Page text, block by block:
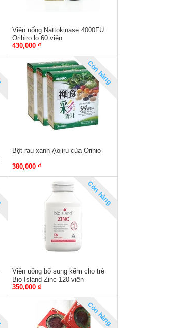
Viên uống Nattokinase 4000FU
Orihiro lọ 60 viên
430,000 ₫
Còn hàng
Bột rau xanh Ạojiru của Orihio
380,000 ₫
Còn hàng
Viên uống bổ sung kẽm cho trẻ
Bio Island Zinc 120 viên
350,000 ₫
Còn hàng